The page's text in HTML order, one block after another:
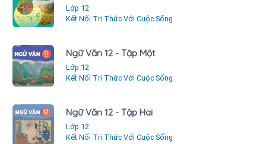
Lớp 12
Kết Nối Tri Thức Với Cuộc Sống
Ngữ Văn 12 - Tập Một
Lớp 12
Kết Nối Tri Thức Với Cuộc Sống
Ngữ Văn 12 - Tập Hai
Lớp 12
Kết Nối Tri Thức Với Cuộc Sống